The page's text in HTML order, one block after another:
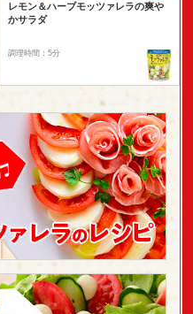
レモン＆ハーブモッツァレラの爽や
かサラダ
調理時間：5分